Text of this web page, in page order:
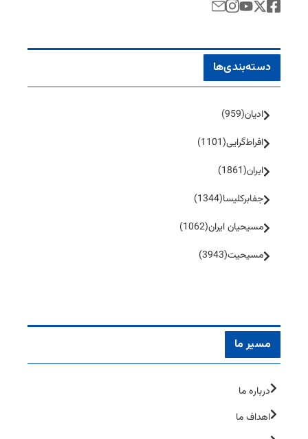
دسته‌بندی‌ها
ادیان(959)
افراط‌گرایی(1101)
ایران(1861)
جفا‌بر‌کلیسا(1344)
مسیحیان ایران(1062)
مسیحیت(3943)
مسیر ما
درباره ما
اهداف ما